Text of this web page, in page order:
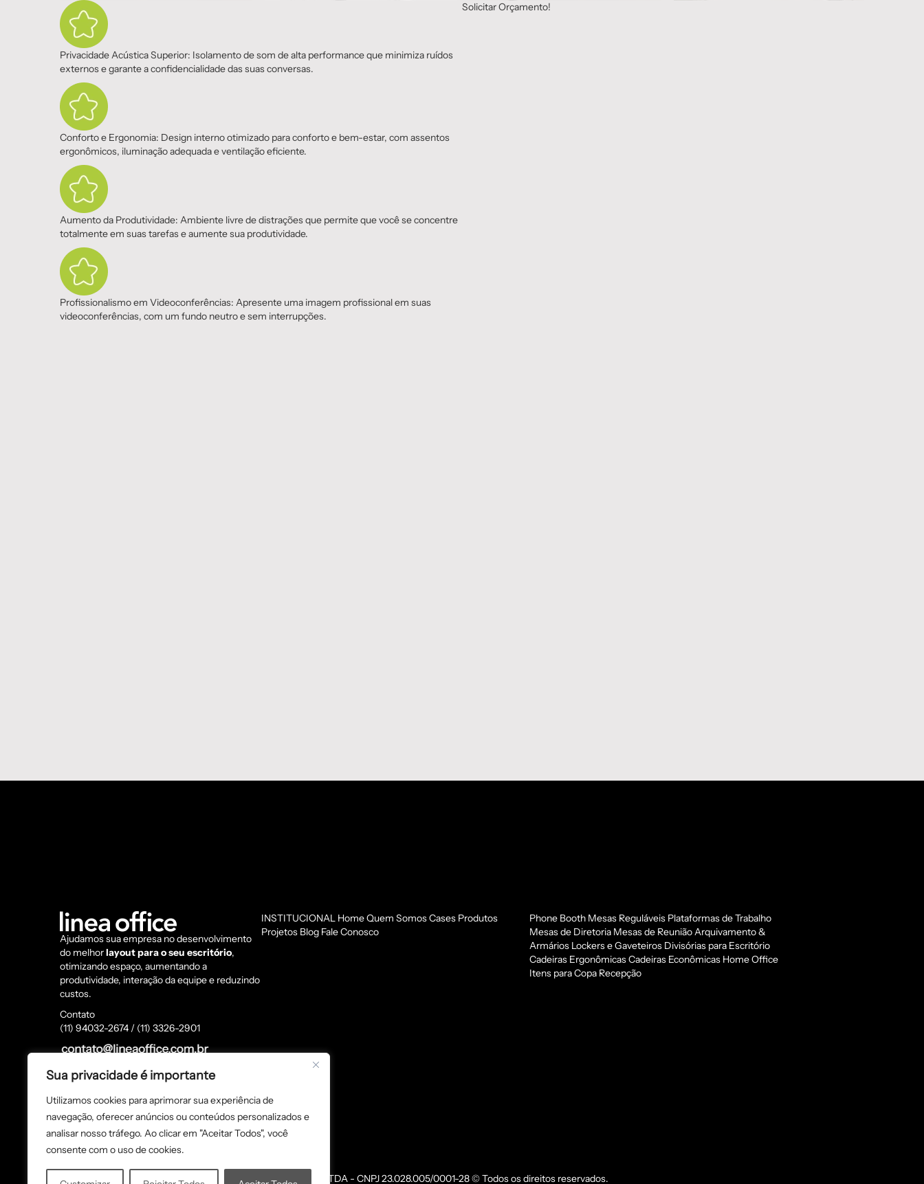
Sua privacidade é importante
Utilizamos cookies para aprimorar sua experiência de
navegação, oferecer anúncios ou conteúdos personalizados e
analisar nosso tráfego. Ao clicar em "Aceitar Todos", você
consente com o uso de cookies.
Privacidade Acústica Superior: Isolamento de som de alta performance que minimiza ruídos
externos e garante a confidencialidade das suas conversas.
Conforto e Ergonomia: Design interno otimizado para conforto e bem-estar, com assentos
ergonômicos, iluminação adequada e ventilação eficiente.
Aumento da Produtividade: Ambiente livre de distrações que permite que você se concentre
totalmente em suas tarefas e aumente sua produtividade.
Profissionalismo em Videoconferências: Apresente uma imagem profissional em suas
videoconferências, com um fundo neutro e sem interrupções.
Solicitar Orçamento!
Ajudamos sua empresa no desenvolvimento
do melhorlayout para o seu escritório,
otimizando espaço, aumentando a
produtividade, interação da equipe e reduzindo
custos.
Contato
(11) 94032-2674 / (11) 3326-2901
Endereço
Rua dos Pinheiros, 1233 - Sala 06, Pinheiros -
São Paulo/SP - CEP: 05422-012
INSTITUCIONAL HomeQuem SomosCases Produtos
Projetos Blog Fale Conosco
Phone Booth Mesas Reguláveis Plataformas de Trabalho
Mesas de Diretoria Mesas de ReuniãoArquivamento &
Armários Lockers e Gaveteiros Divisórias para Escritório
Cadeiras ErgonômicasCadeiras Econômicas Home Office
Itens para Copa Recepção
LINEA OFFICE COMÉRCIO DE MÓVEIS PARA ESCRITÓRIO LTDA - CNPJ 23.028.005/0001-28 © Todos os direitos reservados.